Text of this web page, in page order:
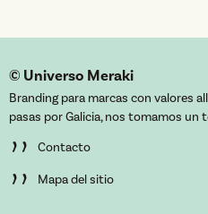
© Universo Meraki
Branding para marcas con valores
pasas por Galicia, nos tomamos un
’’ Contacto
’’ Mapa del sitio